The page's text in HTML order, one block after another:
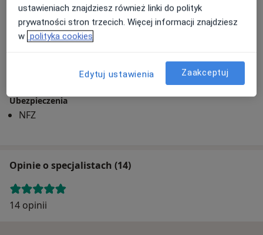
Powiększ mapę
CENTRUM MEDYCZNE SIR MED Sp. z o.o.
ul. Staropoznańska 131-133, 88-100 Inowrocław
Ubezpieczenia
NFZ
Opinie o specjalistach (14)
14 opinii
ustawieniach znajdziesz również linki do polityk
prywatności stron trzecich. Więcej informacji znajdziesz
w polityka cookies
Edytuj ustawienia Zaakceptuj